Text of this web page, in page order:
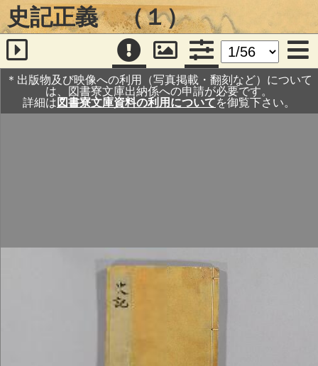
史記正義 （１）
＊出版物及び映像への利用（写真掲載・翻刻など）について
は、図書寮文庫出納係への申請が必要です。
詳細は 図書寮文庫資料の利用についてを御覧下さい。